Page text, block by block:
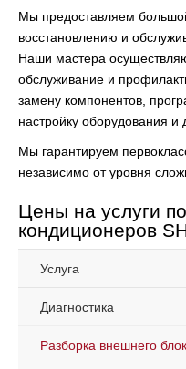
Мы предоставляем
восстановлению и
Наши мастера
обслуживание и
замену компонентов,
настройку оборудования и
Мы гарантируем
независимо от уровня
Цены на услуги
кондиционеров
Услуга
Диагностика
Разборка внешнего